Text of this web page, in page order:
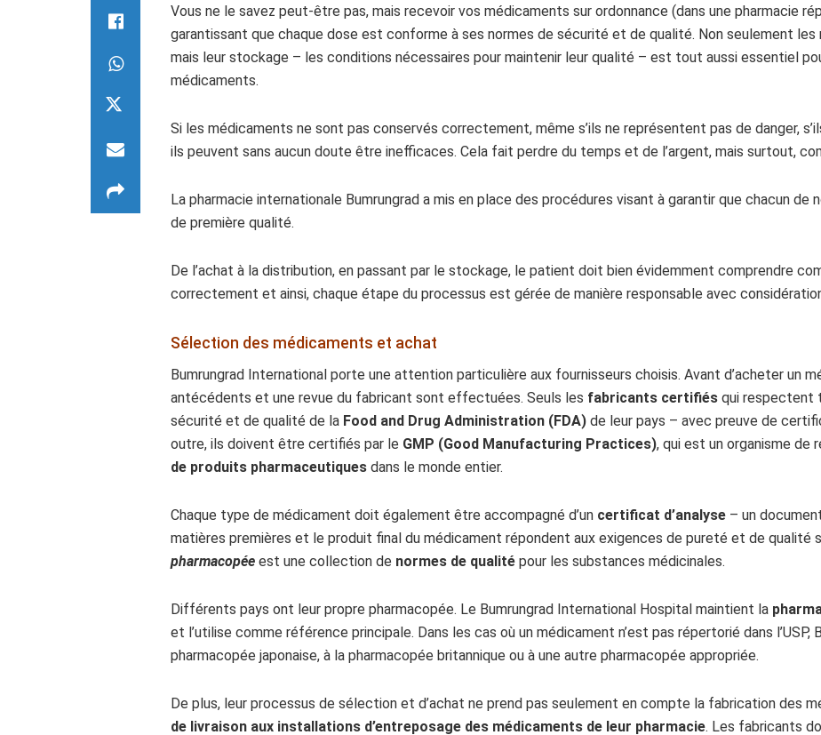
Vous ne le savez peut-être pas, mais recevoir vos médicaments sur ordonnance (dans une pharmacie
garantissant que chaque dose est conforme à ses normes de sécurité et de qualité. Non seulement
mais leur stockage – les conditions nécessaires pour maintenir leur qualité – est tout aussi essentiel
médicaments.
Si les médicaments ne sont pas conservés correctement, même s’ils ne représentent pas de danger,
ils peuvent sans aucun doute être inefficaces. Cela fait perdre du temps et de l’argent, mais surtout,
La pharmacie internationale Bumrungrad a mis en place des procédures visant à garantir que chacun
de première qualité.
De l’achat à la distribution, en passant par le stockage, le patient doit bien évidemment comprendre
correctement et ainsi, chaque étape du processus est gérée de manière responsable avec
Sélection des médicaments et achat
Bumrungrad International porte une attention particulière aux fournisseurs choisis. Avant d’acheter un
antécédents et une revue du fabricant sont effectuées. Seuls les fabricants certifiés qui respectent
sécurité et de qualité de la Food and Drug Administration (FDA) de leur pays – avec preuve de
outre, ils doivent être certifiés par le GMP (Good Manufacturing Practices), qui est un organisme de
de produits pharmaceutiques dans le monde entier.
Chaque type de médicament doit également être accompagné d’un certificat d’analyse – un
matières premières et le produit final du médicament répondent aux exigences de pureté et de qualité
pharmacopée est une collection de normes de qualité pour les substances médicinales.
Différents pays ont leur propre pharmacopée. Le Bumrungrad International Hospital maintient la
et l’utilise comme référence principale. Dans les cas où un médicament n’est pas répertorié dans
pharmacopée japonaise, à la pharmacopée britannique ou à une autre pharmacopée appropriée.
De plus, leur processus de sélection et d’achat ne prend pas seulement en compte la fabrication des
de livraison aux installations d’entreposage des médicaments de leur pharmacie. Les fabricants